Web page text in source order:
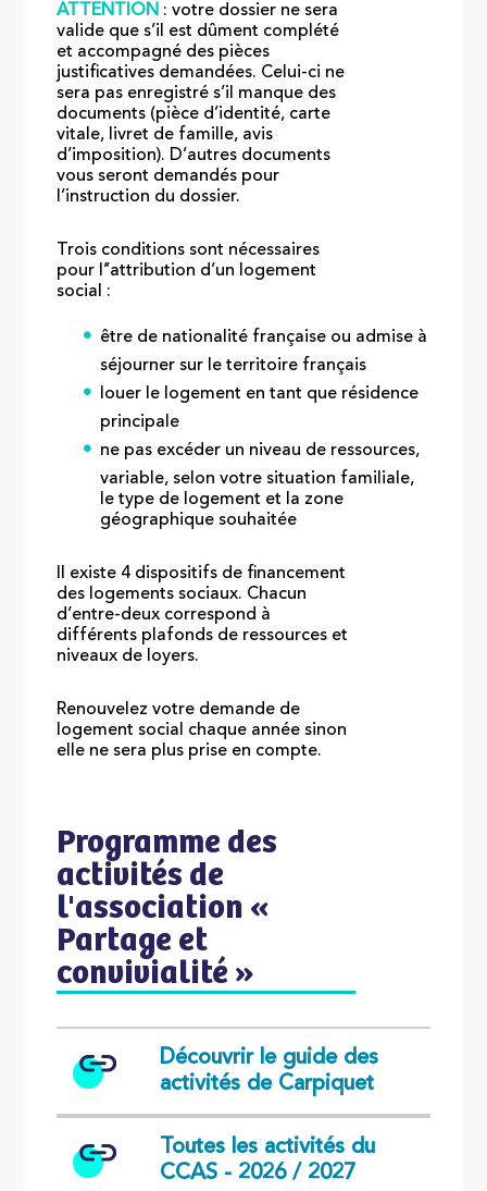
ATTENTION : votre dossier ne sera
valide que s’il est dûment complété
et accompagné des pièces
justificatives demandées. Celui-ci ne
sera pas enregistré s’il manque des
documents (pièce d’identité, carte
vitale, livret de famille, avis
d’imposition). D’autres documents
vous seront demandés pour
l’instruction du dossier.
Trois conditions sont nécessaires
pour l’’attribution d’un logement
social :
être de nationalité française ou admise à
séjourner sur le territoire français
louer le logement en tant que résidence
principale
ne pas excéder un niveau de ressources,
variable, selon votre situation familiale,
le type de logement et la zone
géographique souhaitée
Il existe 4 dispositifs de financement
des logements sociaux. Chacun
d’entre-deux correspond à
différents plafonds de ressources et
niveaux de loyers.
Renouvelez votre demande de
logement social chaque année sinon
elle ne sera plus prise en compte.
Programme des
activités de
l'association «
Partage et
convivialité »
Découvrir le guide des
activités de Carpiquet
Toutes les activités du
CCAS - 2026 / 2027